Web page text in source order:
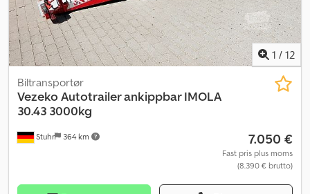
Surrings- og sikringsmuligheder talrige surringspunkter på
transportskinnerne
1 / 12
Stuhr 364 km
Biltransportør
VezekoAutotrailer ankippbar IMOLA
30.43 3000kg
7.050 €
Fast pris plus moms
(8.390 € brutto)